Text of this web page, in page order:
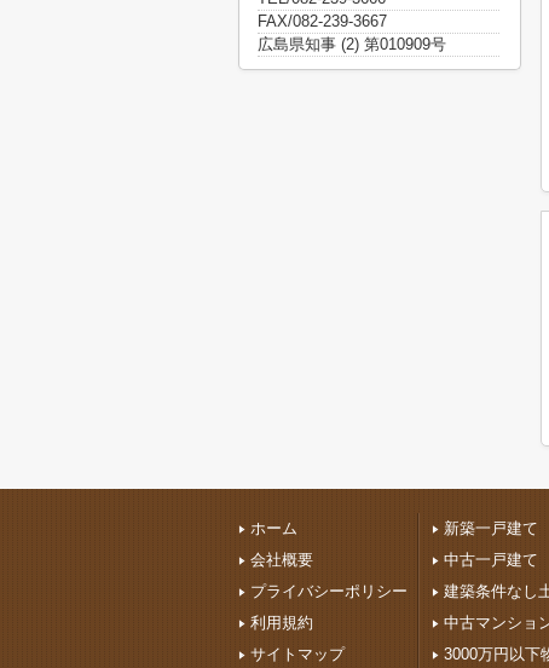
FAX/082-239-3667
広島県知事 (2) 第010909号
ホーム
会社概要
プライバシーポリシー
利用規約
サイトマップ
新築一戸建て
中古一戸建て
建築条件なし
中古マンショ
3000万円以下